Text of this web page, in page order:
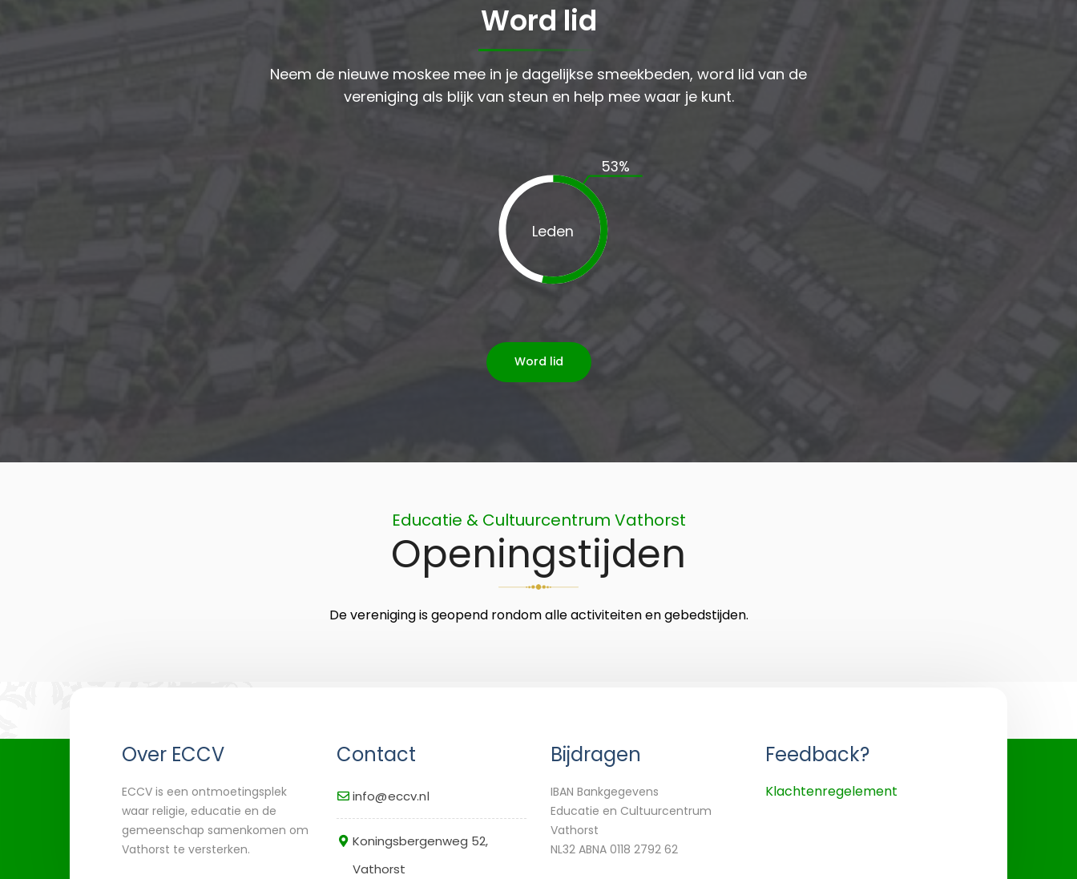
Word lid
Neem de nieuwe moskee mee in je dagelijkse smeekbeden, word lid van de
vereniging als blijk van steun en help mee waar je kunt.
Leden
53%
Word lid
Educatie & Cultuurcentrum Vathorst
Openingstijden
De vereniging is geopend rondom alle activiteiten en gebedstijden.
Over ECCV
ECCV is een ontmoetingsplek
waar religie, educatie en de
gemeenschap samenkomen om
Vathorst te versterken.
Contact
info@eccv.nl
Koningsbergenweg 52,
Vathorst
Bijdragen
IBAN Bankgegevens
Educatie en Cultuurcentrum
Vathorst
NL32 ABNA 0118 2792 62
Feedback?
Klachtenregelement